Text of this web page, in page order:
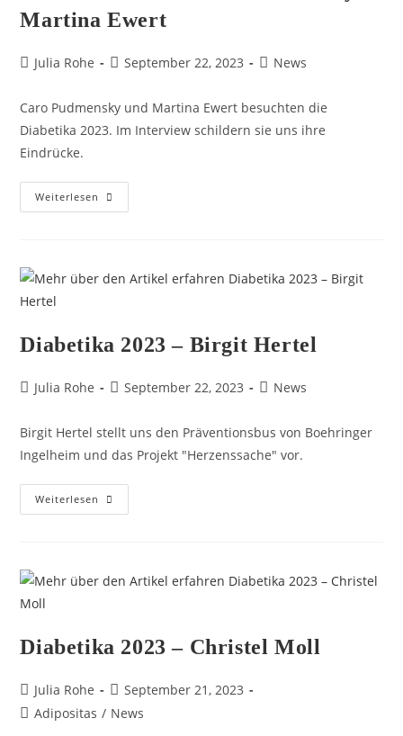
Martina Ewert
Julia Rohe September 22, 2023 News
Caro Pudmensky und Martina Ewert besuchten die
Diabetika 2023. Im Interview schildern sie uns ihre
Eindrücke.
Weiterlesen
Diabetika 2023 – Birgit Hertel
Julia Rohe September 22, 2023 News
Birgit Hertel stellt uns den Präventionsbus von Boehringer
Ingelheim und das Projekt "Herzenssache" vor.
Weiterlesen
Diabetika 2023 – Christel Moll
Julia Rohe
September 21, 2023
Adipositas / News